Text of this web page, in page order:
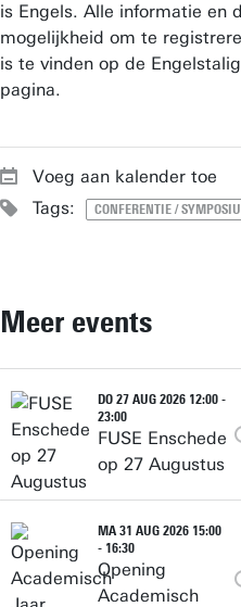
is Engels. Alle informatie en
mogelijkheid om te
is te vinden op de
pagina.
Voeg aan kalender toe
Tags:
CONFERENTIE /
Meer events
DO 27 AUG 2026 12:00 -
23:00
FUSE Enschede
op 27 Augustus
MA 31 AUG 2026 15:00
- 16:30
Opening
Academisch